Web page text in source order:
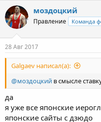
т
о
р
т
е
м
а
н
ч
а
моздоцкий
Правление Команда
28 Авг 2017
Galgaev написал(а):
@моздоцкий в смысле
да
я уже все японские
японские сайты с дзюдо